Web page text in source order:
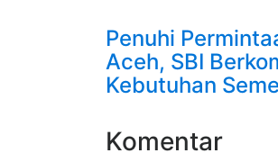
Penuhi
Aceh, SBI
Kebutuhan
Komentar